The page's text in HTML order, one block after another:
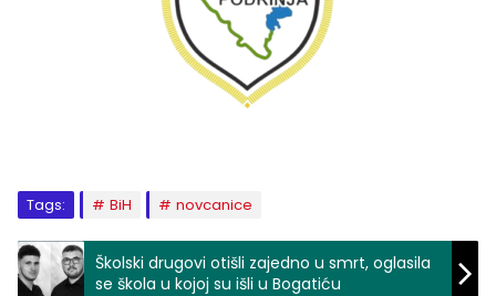
Tags: BiH novcanice
Školski drugovi otišli zajedno u smrt, oglasila
se škola u kojoj su išli u Bogatiću